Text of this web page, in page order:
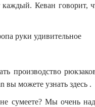
Кеван говорит,
производство
можете узнать здесь .
сумеете? Мы очень